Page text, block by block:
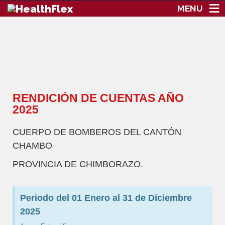
MENU
RENDICIÓN DE CUENTAS AÑO
2025
CUERPO DE BOMBEROS DEL CANTÓN
CHAMBO
PROVINCIA DE CHIMBORAZO.
Periodo del 01 Enero al 31 de Diciembre
2025